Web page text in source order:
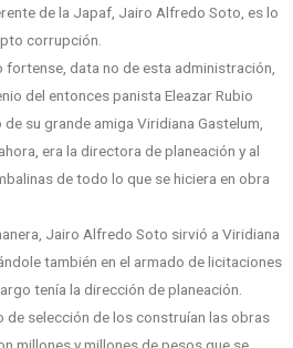
de la Japaf, Jairo Alfredo Soto, es lo
corrupción.
fortense, data no de esta administración,
del entonces panista Eleazar Rubio
su grande amiga Viridiana Gastelum,
era la directora de planeación y al
de todo lo que se hiciera en obra
Jairo Alfredo Soto sirvió a Viridiana
también en el armado de licitaciones
tenía la dirección de planeación.
de selección de los construían las obras